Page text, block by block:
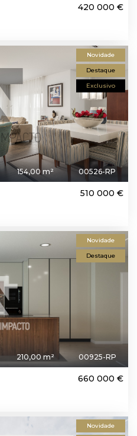
420 000 €
Novidade
Destaque
Exclusivo
154,00 m² 00526-RP
510 000 €
Novidade
Destaque
210,00 m² 00925-RP
660 000 €
Novidade